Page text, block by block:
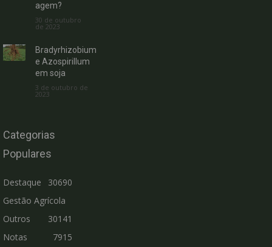
agem?
30 de outubro
de 2023
Bradyrhizobium
e Azospirillum
em soja
3 de outubro de
2023
Categorias
Populares
Destaque
30690
Gestão Agrícola
30141
Outros
7915
Notas